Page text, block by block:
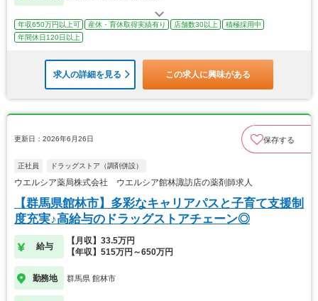
年収650万円以上可 産休・育休取得実績有り 店舗数30以上
積極採用中
年間休日120日以上
求人の詳細を見る この求人に興味がある
更新日：2026年6月26日 保存する
正社員 ドラッグストア（調剤併設）
ウエルシア薬局株式会社 ウエルシア館林諏訪店の薬剤師求人
【群馬県館林市】多彩なキャリアパスと子育て支援制
度充実♪高給与のドラッグストアチェーン◎
給与
【月収】33.5万円
【年収】515万円～650万円
勤務地 群馬県 館林市